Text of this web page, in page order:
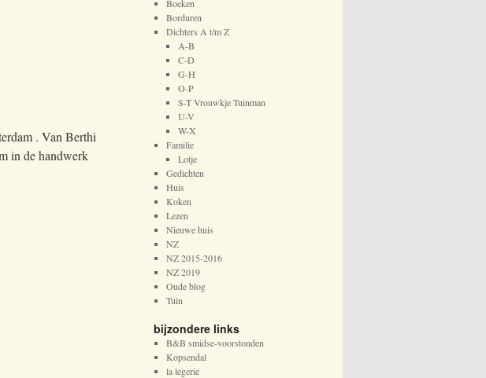
. Van Berthi
in de handwerk
f
Boeken
Borduren
Dichters A t/m Z
A-B
C-D
G-H
O-P
S-T Vrouwkje Tuinman
U-V
W-X
Familie
Lotje
Gedichten
Huis
Koken
Lezen
Nieuwe huis
NZ
NZ 2015-2016
NZ 2019
Oude blog
Tuin
bijzondere links
B&B smidse-voorstonden
Kopsendal
la legerie